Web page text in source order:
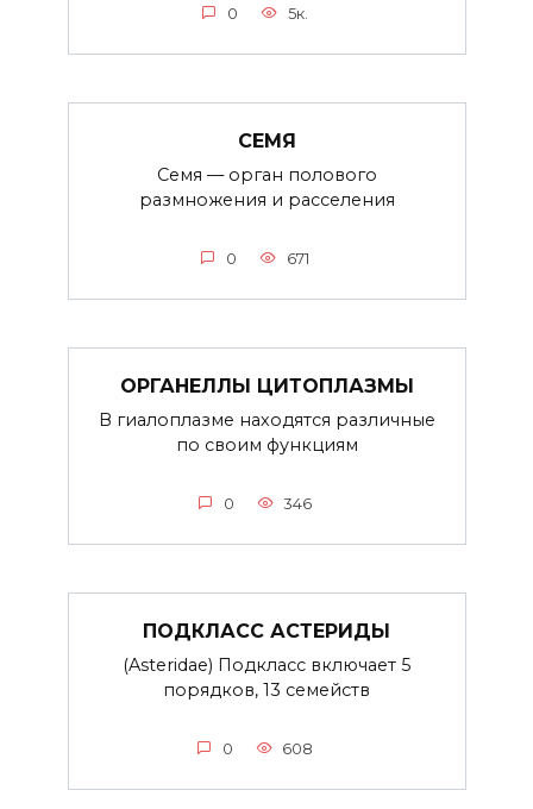
0 5к.
СЕМЯ
Семя — орган полового
размножения и расселения
0 671
ОРГАНЕЛЛЫ ЦИТОПЛАЗМЫ
В гиалоплазме находятся различные
по своим функциям
0 346
ПОДКЛАСС АСТЕРИДЫ
(Asteridae) Подкласс включает 5
порядков, 13 семейств
0 608